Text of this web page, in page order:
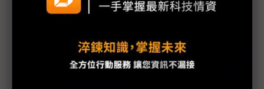
消費力縮、競爭加劇 iPhone中國銷售面臨挑戰
蘋果新品將上市 台系PCB供應鏈沾光
蘋果新品呼之欲出 2025具3大營運關注點